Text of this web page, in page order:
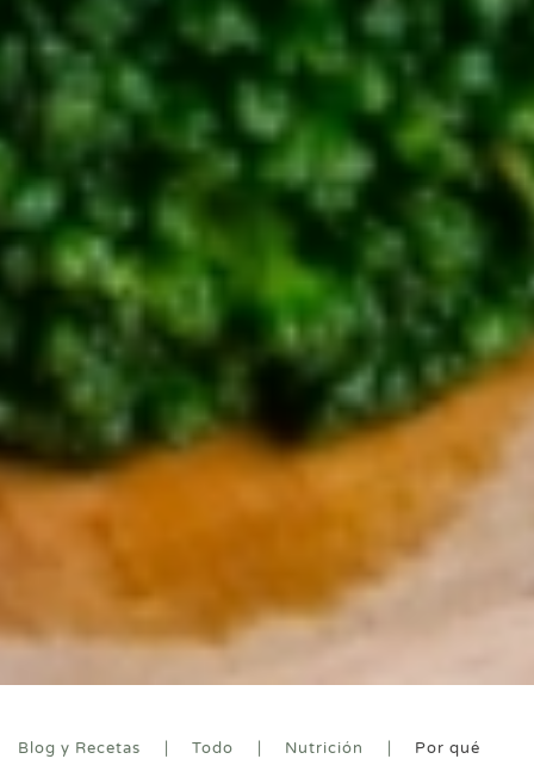
Blog y Recetas Todo Nutrición
Por qué